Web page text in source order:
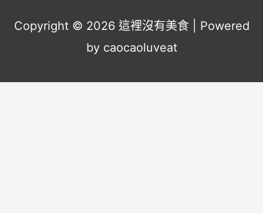
Copyright © 2026 這裡沒有美食 | Powered
by caocaoluveat